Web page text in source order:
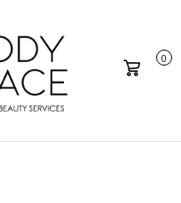
Καλάθι
0